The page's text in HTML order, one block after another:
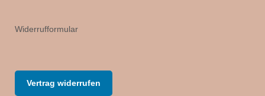
Widerrufformular
Vertrag widerrufen